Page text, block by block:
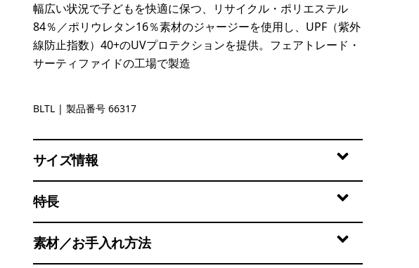
幅広い状況で子どもを快適に保つ、リサイクル・ポリエステル
84％／ポリウレタン16％素材のジャージーを使用し、UPF（紫外
線防止指数）40+のUVプロテクションを提供。フェアトレード・
サーティファイドの工場で製造
Boardshort Logo: Early Teal
BLTL | 製品番号 66317
サイズ情報
特長
素材／お手入れ方法